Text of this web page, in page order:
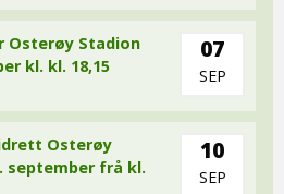
Osterøy Stadion
kl. kl. 18,15
07
SEP
Osterøy
september frå kl.
10
SEP